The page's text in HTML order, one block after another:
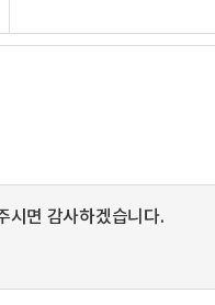
시면 감사하겠습니다.